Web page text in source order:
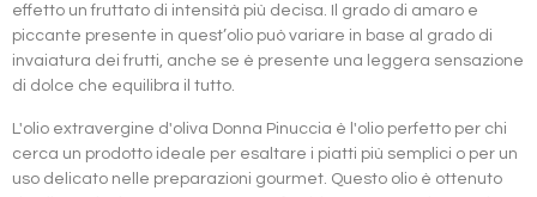
effetto un fruttato di intensità più decisa. Il grado di amaro e
piccante presente in quest’olio può variare in base al grado di
invaiatura dei frutti, anche se è presente una leggera sensazione
di dolce che equilibra il tutto.
L'olio extravergine d'oliva Donna Pinuccia è l'olio perfetto per chi
cerca un prodotto ideale per esaltare i piatti più semplici o per un
uso delicato nelle preparazioni gourmet. Questo olio è ottenuto